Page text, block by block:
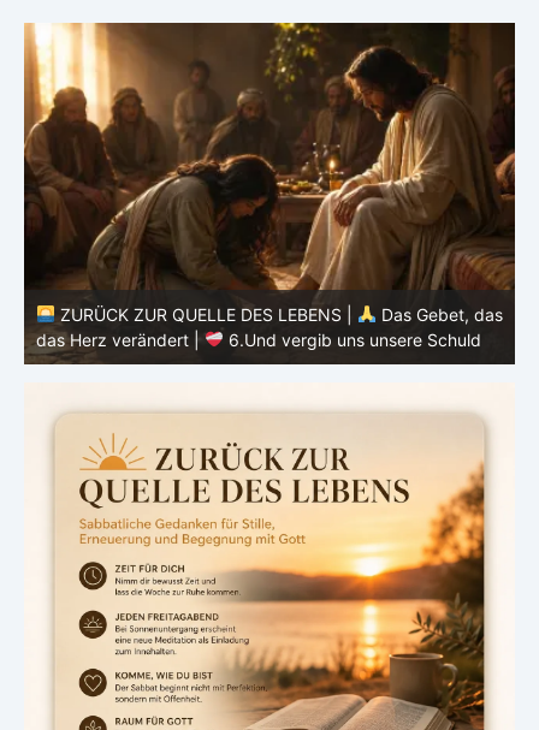
LEBENS |
Das Gebet, das
vergib uns unsere Schuld
ZURÜCK ZUR QUELLE DES
das Herz verändert |
5.Unser
heute